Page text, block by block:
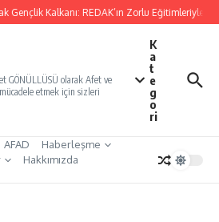
Gençlik Kalkanı: REDAK’ın Zorlu Eğitimleriyle
GÖNÜLLÜSÜ olarak Afet ve
etmek için sizleri
K
a
t
e
g
o
ri
AFAD
Haberleşme
Hakkımızda